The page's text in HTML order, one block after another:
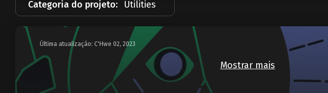
Categoria do projeto: Utilities
Última atualização: C'Hwe 02, 2023
Mostrar mais